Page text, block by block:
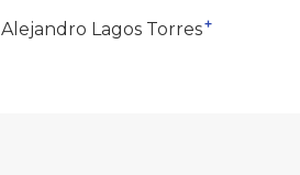
Alejandro Lagos Torres+